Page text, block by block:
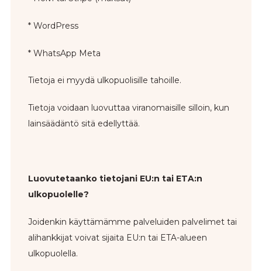
* WordPress
* WhatsApp Meta
Tietoja ei myydä ulkopuolisille tahoille.
Tietoja voidaan luovuttaa viranomaisille silloin, kun
lainsäädäntö sitä edellyttää.
Luovutetaanko tietojani EU:n tai ETA:n
ulkopuolelle?
Joidenkin käyttämämme palveluiden palvelimet tai
alihankkijat voivat sijaita EU:n tai ETA-alueen
ulkopuolella.